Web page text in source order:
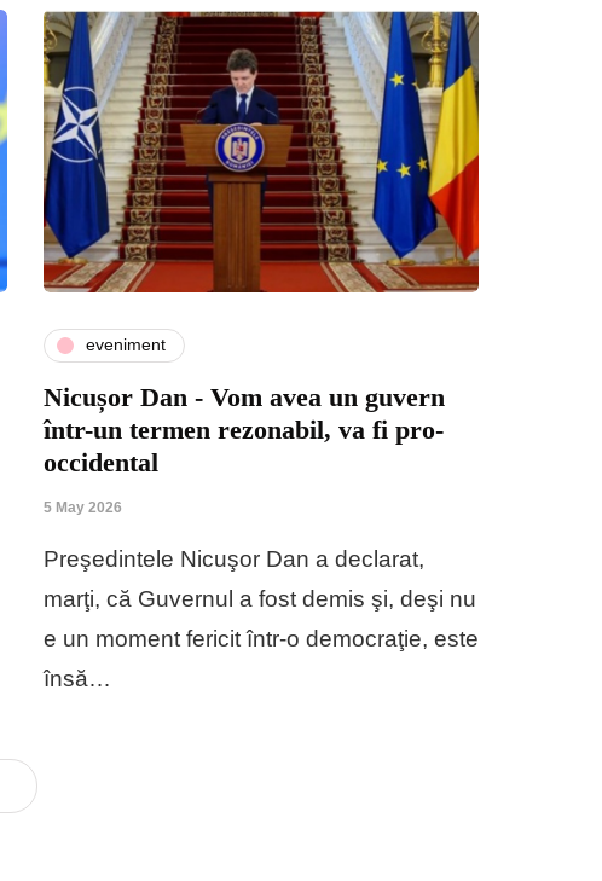
eveniment
Nicușor Dan - Vom avea un guvern
într-un termen rezonabil, va fi pro-
occidental
5 May 2026
Preşedintele Nicuşor Dan a declarat,
marţi, că Guvernul a fost demis şi, deşi nu
e un moment fericit într-o democraţie, este
însă…